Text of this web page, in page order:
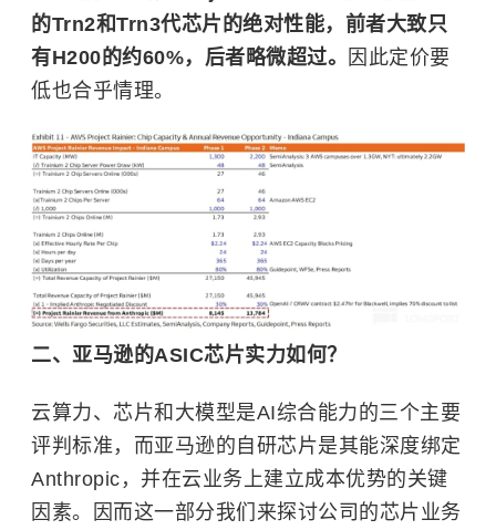
的Trn2和Trn3代芯片的绝对性能，前者大致只
有H200的约60%，后者略微超过。
因此定价要
低也合乎情理。
二、亚马逊的ASIC芯片实力如何？
云算力、芯片和大模型是AI综合能力的三个主要
评判标准，而亚马逊的自研芯片是其能深度绑定
Anthropic，并在云业务上建立成本优势的关键
因素。因而这一部分我们来探讨公司的芯片业务